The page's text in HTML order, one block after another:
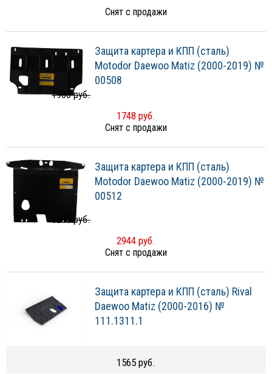
Снят с продажи
Защита картера и КПП (сталь)
Motodor Daewoo Matiz (2000-2019) №
00508
1900 руб.
1748 руб.
Снят с продажи
Защита картера и КПП (сталь)
Motodor Daewoo Matiz (2000-2019) №
00512
3200 руб.
2944 руб.
Снят с продажи
Защита картера и КПП (сталь) Rival
Daewoo Matiz (2000-2016) №
111.1311.1
1565 руб.